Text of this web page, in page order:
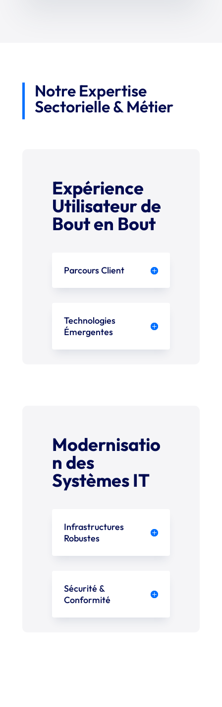
Notre Expertise
Sectorielle & Métier
Expérience
Utilisateur de
Bout en Bout
Parcours Client
Technologies
Émergentes
Modernisatio
n des
Systèmes IT
Infrastructures
Robustes
Sécurité &
Conformité